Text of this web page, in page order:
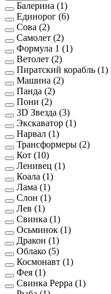
Балерина (1)
Единорог (6)
Сова (2)
Самолет (2)
Формула 1 (1)
Ветолет (2)
Пиратский корабль (1)
Машина (2)
Панда (2)
Пони (2)
3D Звезда (3)
Экскаватор (1)
Нарвал (1)
Трансформеры (2)
Кот (10)
Ленивец (1)
Коала (1)
Лама (1)
Слон (1)
Лев (1)
Свинка (1)
Осьминок (1)
Дракон (1)
Облако (5)
Космонавт (1)
Фея (1)
Свинка Peppa (1)